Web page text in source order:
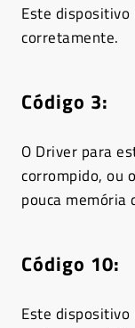
Este
corretamente.
Código 3:
O Driver para
corrompido, ou
pouca memória
Código 10:
Este dispositivo